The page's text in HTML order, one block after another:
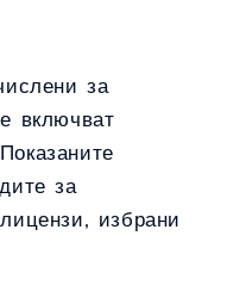
за
включват
за
избрани